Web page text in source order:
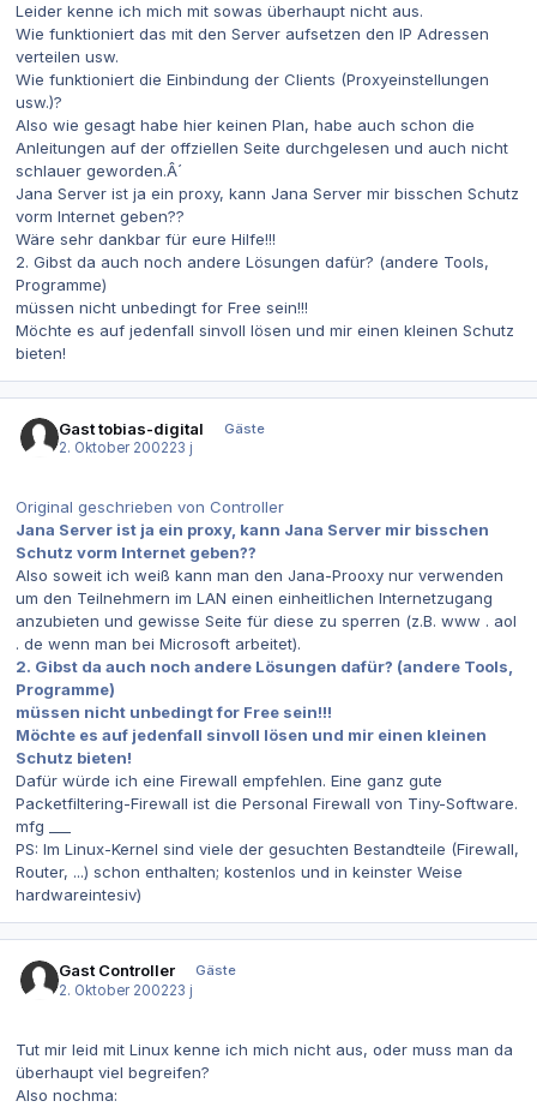
Leider kenne ich mich mit sowas überhaupt nicht aus.
Wie funktioniert das mit den Server aufsetzen den IP Adressen
verteilen usw.
Wie funktioniert die Einbindung der Clients (Proxyeinstellungen
usw.)?
Also wie gesagt habe hier keinen Plan, habe auch schon die
Anleitungen auf der offziellen Seite durchgelesen und auch nicht
schlauer geworden.Â´
Jana Server ist ja ein proxy, kann Jana Server mir bisschen Schutz
vorm Internet geben??
Wäre sehr dankbar für eure Hilfe!!!
2. Gibst da auch noch andere Lösungen dafür? (andere Tools,
Programme)
müssen nicht unbedingt for Free sein!!!
Möchte es auf jedenfall sinvoll lösen und mir einen kleinen Schutz
bieten!
Gast tobias-digital
Gäste
2. Oktober 200223 j
Original geschrieben von Controller
Jana Server ist ja ein proxy, kann Jana Server mir bisschen
Schutz vorm Internet geben??
Also soweit ich weiß kann man den Jana-Prooxy nur verwenden
um den Teilnehmern im LAN einen einheitlichen Internetzugang
anzubieten und gewisse Seite für diese zu sperren (z.B. www . aol
. de wenn man bei Microsoft arbeitet).
2. Gibst da auch noch andere Lösungen dafür? (andere Tools,
Programme)
müssen nicht unbedingt for Free sein!!!
Möchte es auf jedenfall sinvoll lösen und mir einen kleinen
Schutz bieten!
Dafür würde ich eine Firewall empfehlen. Eine ganz gute
Packetfiltering-Firewall ist die Personal Firewall von Tiny-Software.
mfg ___
PS: Im Linux-Kernel sind viele der gesuchten Bestandteile (Firewall,
Router, ...) schon enthalten; kostenlos und in keinster Weise
hardwareintesiv)
Gast Controller
Gäste
2. Oktober 200223 j
Tut mir leid mit Linux kenne ich mich nicht aus, oder muss man da
überhaupt viel begreifen?
Also nochma: